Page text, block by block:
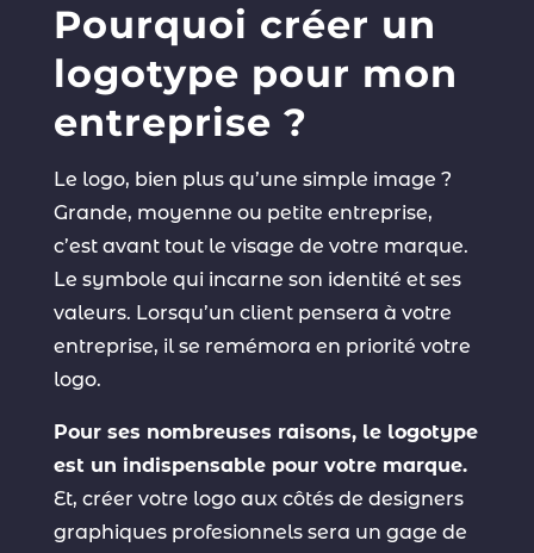
Pourquoi créer un
logotype pour mon
entreprise ?
Le logo, bien plus qu’une simple image ?
Grande, moyenne ou petite entreprise,
c’est avant tout le visage de votre marque.
Le symbole qui incarne son identité et ses
valeurs. Lorsqu’un client pensera à votre
entreprise, il se remémora en priorité votre
logo.
Pour ses nombreuses raisons, le logotype
est un indispensable pour votre marque.
Et, créer votre logo aux côtés de designers
graphiques profesionnels sera un gage de